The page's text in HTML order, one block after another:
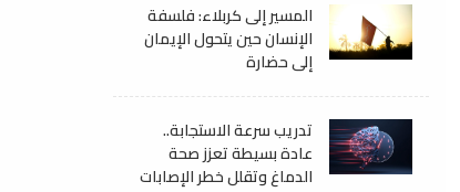
المسير إلى كربلاء: فلسفة
الإنسان حين يتحول الإيمان
إلى حضارة
تدريب سرعة الاستجابة..
عادة بسيطة تعزز صحة
الدماغ وتقلل خطر الإصابات